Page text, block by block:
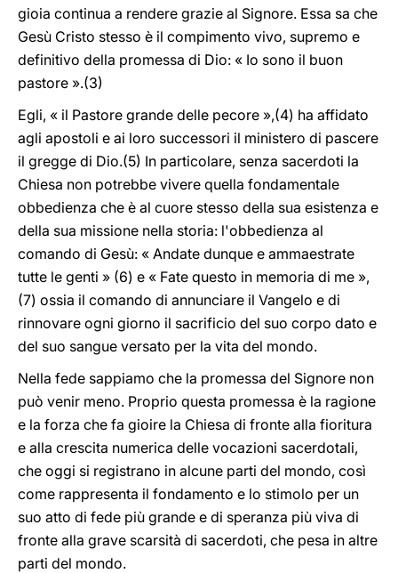
gioia continua a rendere grazie al Signore. Essa sa che
Gesù Cristo stesso è il compimento vivo, supremo e
definitivo della promessa di Dio: « Io sono il buon
pastore ».(3)
Egli, « il Pastore grande delle pecore »,(4) ha affidato
agli apostoli e ai loro successori il ministero di pascere
il gregge di Dio.(5) In particolare, senza sacerdoti la
Chiesa non potrebbe vivere quella fondamentale
obbedienza che è al cuore stesso della sua esistenza e
della sua missione nella storia: l'obbedienza al
comando di Gesù: « Andate dunque e ammaestrate
tutte le genti » (6) e « Fate questo in memoria di me »,
(7) ossia il comando di annunciare il Vangelo e di
rinnovare ogni giorno il sacrificio del suo corpo dato e
del suo sangue versato per la vita del mondo.
Nella fede sappiamo che la promessa del Signore non
può venir meno. Proprio questa promessa è la ragione
e la forza che fa gioire la Chiesa di fronte alla fioritura
e alla crescita numerica delle vocazioni sacerdotali,
che oggi si registrano in alcune parti del mondo, così
come rappresenta il fondamento e lo stimolo per un
suo atto di fede più grande e di speranza più viva di
fronte alla grave scarsità di sacerdoti, che pesa in altre
parti del mondo.